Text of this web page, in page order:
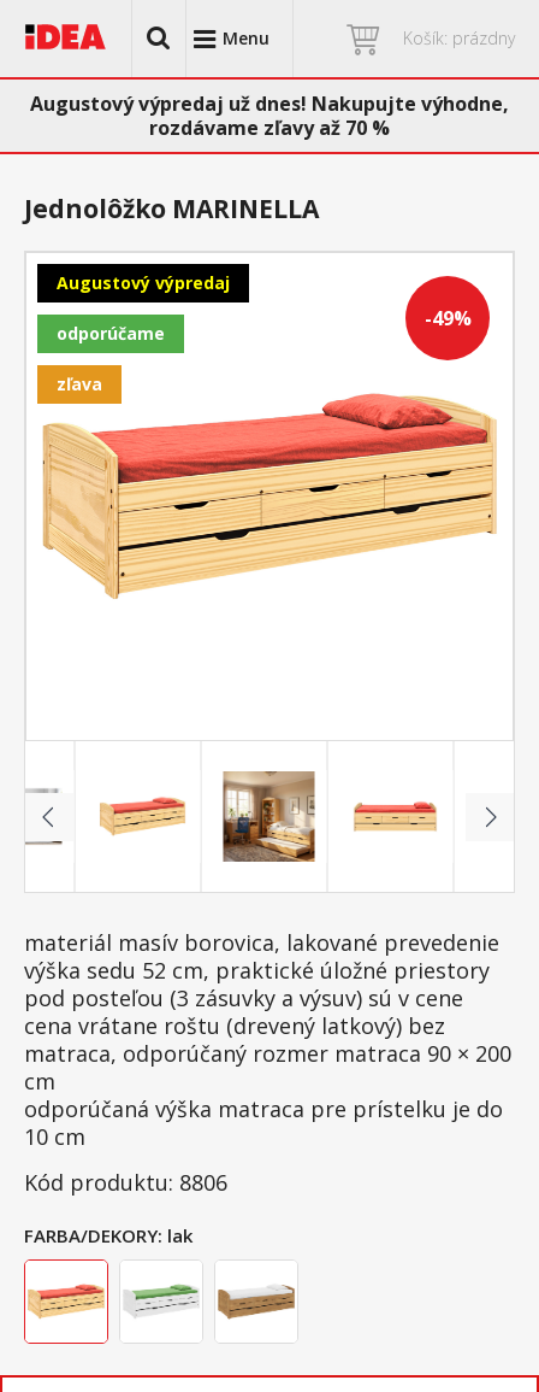
Menu Košík: prázdny
Augustový výpredaj už dnes! Nakupujte výhodne,
rozdávame zľavy až 70 %
-49%
Augustový výpredaj
odporúčame
zľava
Jednolôžko MARINELLA
materiál masív borovica, lakované prevedenie
výška sedu 52 cm, praktické úložné priestory
pod posteľou (3 zásuvky a výsuv) sú v cene
cena vrátane roštu (drevený latkový) bez
matraca, odporúčaný rozmer matraca 90 × 200
cm
odporúčaná výška matraca pre prístelku je do
10 cm
Kód produktu: 8806
FARBA/DEKORY: lak